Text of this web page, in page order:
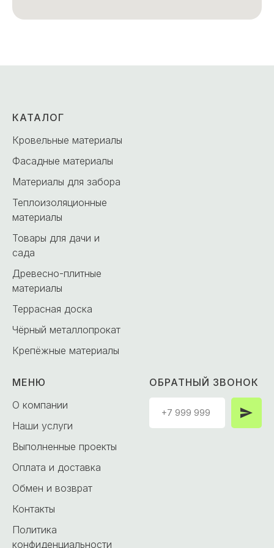
КАТАЛОГ
Кровельные материалы
Фасадные материалы
Материалы для забора
Теплоизоляционные
материалы
Товары для дачи и
сада
Древесно-плитные
материалы
Террасная доска
Чёрный металлопрокат
Крепёжные материалы
МЕНЮ
О компании
Наши услуги
Выполненные проекты
Оплата и доставка
Обмен и возврат
Контакты
Политика
конфиденциальности
ОБРАТНЫЙ ЗВОНОК